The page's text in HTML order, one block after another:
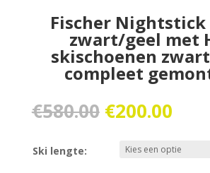
Fischer Nightstick
zwart/geel met
skischoenen
compleet
€580.00
prijs
was:
€580.00.
€200.00
is:
Ski lengte: